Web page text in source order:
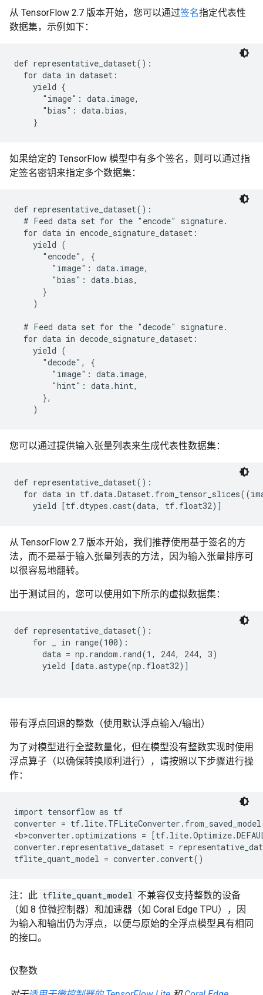
从 TensorFlow 2.7 版本开始，您可以通过签名指定代表性
数据集，示例如下：
def representative_dataset():
  for data in dataset:
    yield {
      "image": data.image,
      "bias": data.bias,
如果给定的 TensorFlow 模型中有多个签名，则可以通过指
定签名密钥来指定多个数据集：
def representative_dataset():
  # Feed data set for the "encode" signature.
  for data in encode_signature_dataset:
    yield (
      "encode", {
        "image": data.image,
        "bias": data.bias,
      }
    )
  # Feed data set for the "decode" signature.
  for data in decode_signature_dataset:
    yield (
      "decode", {
        "image": data.image,
        "hint": data.hint,
      },
您可以通过提供输入张量列表来生成代表性数据集：
def representative_dataset():
for data in
从 TensorFlow 2.7 版本开始，我们推荐使用基于签名的方
法，而不是基于输入张量列表的方法，因为输入张量排序可
以很容易地翻转。
出于测试目的，您可以使用如下所示的虚拟数据集：
def representative_dataset():
    for _ in range(100):
      data = np.random.rand(1, 244, 244, 3)
      yield [data.astype(np.float32)]
带有浮点回退的整数（使用默认浮点输入/输出）
为了对模型进行全整数量化，但在模型没有整数实现时使用
浮点算子（以确保转换顺利进行），请按照以下步骤进行操
作：
import tensorflow as tf
converter =
<b>converter.optimizations =
converter.representative_dataset =
注：此 tflite_quant_model 不兼容仅支持整数的设备
（如 8 位微控制器）和加速器（如 Coral Edge TPU），因
为输入和输出仍为浮点，以便与原始的全浮点模型具有相同
的接口。
仅整数